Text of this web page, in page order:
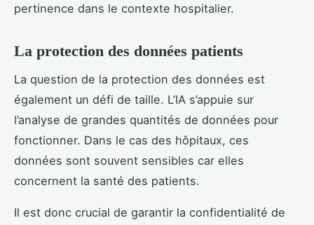
pertinence dans le contexte hospitalier.
La protection des données patients
La question de la protection des données est
également un défi de taille. L’IA s’appuie sur
l’analyse de grandes quantités de données pour
fonctionner. Dans le cas des hôpitaux, ces
données sont souvent sensibles car elles
concernent la santé des patients.
Il est donc crucial de garantir la confidentialité de